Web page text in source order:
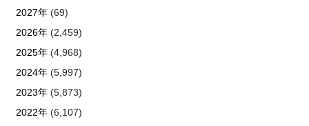
2027年(69)
2026年(2,459)
2025年(4,968)
2024年(5,997)
2023年(5,873)
2022年(6,107)